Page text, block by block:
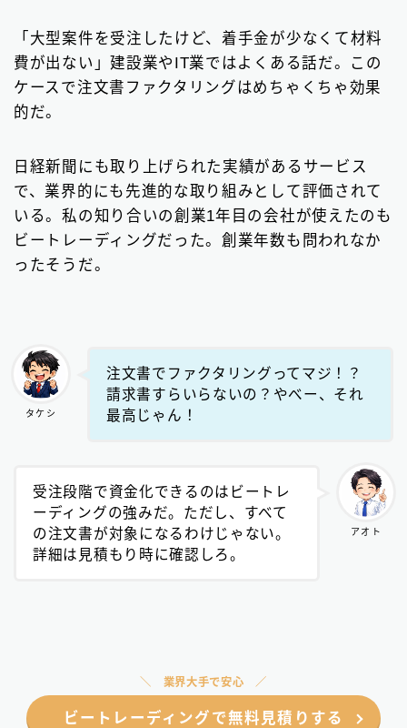
「大型案件を受注したけど、着手金が少なくて材料
費が出ない」建設業やIT業ではよくある話だ。この
ケースで注文書ファクタリングはめちゃくちゃ効果
的だ。
日経新聞にも取り上げられた実績があるサービス
で、業界的にも先進的な取り組みとして評価されて
いる。私の知り合いの創業1年目の会社が使えたのも
ビートレーディングだった。創業年数も問われなか
ったそうだ。
タケシ
注文書でファクタリングってマジ！？
請求書すらいらないの？やべー、それ
最高じゃん！
アオト
受注段階で資金化できるのはビートレ
ーディングの強みだ。ただし、すべて
の注文書が対象になるわけじゃない。
詳細は見積もり時に確認しろ。
業界大手で安心
ビートレーディングで無料見積りする